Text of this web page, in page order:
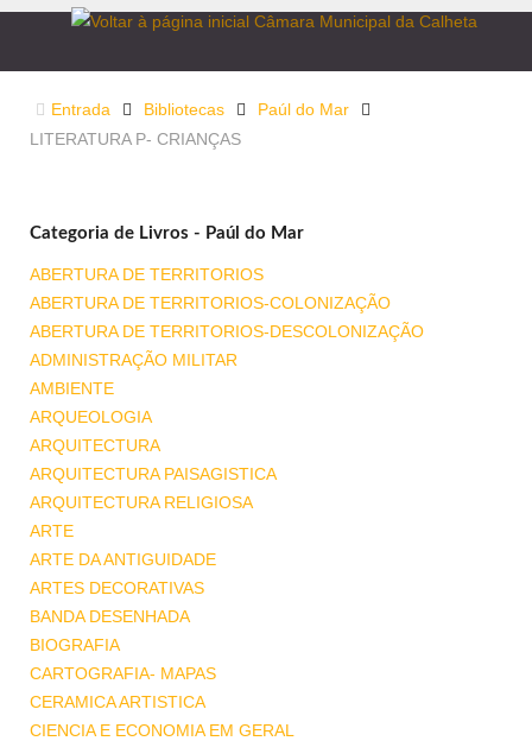
Entrada Bibliotecas
Paúl do Mar
LITERATURA P- CRIANÇAS
Categoria de Livros - Paúl do Mar
ABERTURA DE TERRITORIOS
ABERTURA DE TERRITORIOS-COLONIZAÇÃO
ABERTURA DE TERRITORIOS-DESCOLONIZAÇÃO
ADMINISTRAÇÃO MILITAR
AMBIENTE
ARQUEOLOGIA
ARQUITECTURA
ARQUITECTURA PAISAGISTICA
ARQUITECTURA RELIGIOSA
ARTE
ARTE DA ANTIGUIDADE
ARTES DECORATIVAS
BANDA DESENHADA
BIOGRAFIA
CARTOGRAFIA- MAPAS
CERAMICA ARTISTICA
CIENCIA E ECONOMIA EM GERAL